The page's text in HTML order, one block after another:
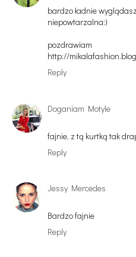
bardzo ładnie
niepowtarzalna:)
pozdrawiam
http://
Reply
Doganiam Motyle
fajnie, z tą kurtką tak
Reply
Jessy Mercedes
Bardzo fajnie
Reply